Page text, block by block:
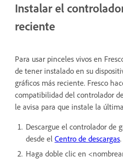
Instalar el
reciente
Para usar pinceles vivos en
de tener instalado en su
gráficos más reciente. Fresco
compatibilidad del controlador
le avisa para que instale la
Descargue el controlador de
desde el Centro de descargas.
Haga doble clic en